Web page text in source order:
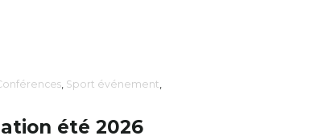
, Sport événement,
été 2026